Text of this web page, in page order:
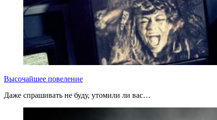
Высочайшее повеление
Даже спрашивать не буду, утомили ли вас…